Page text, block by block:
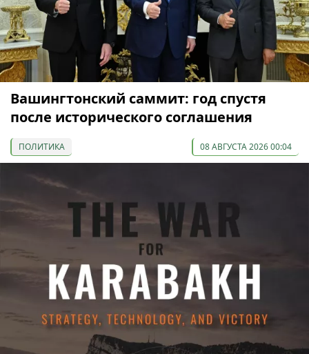
Вашингтонский саммит: год спустя
после исторического соглашения
ПОЛИТИКА 08 АВГУСТА 2026 00:04